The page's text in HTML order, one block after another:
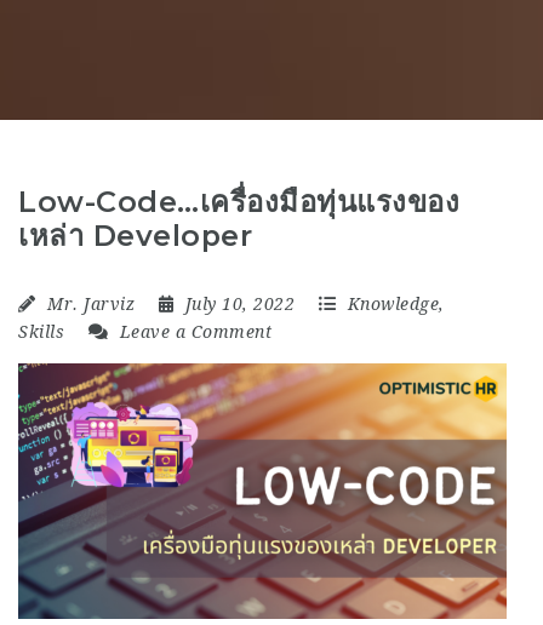
Low-Code…เครื่องมือทุ่นแรงของ
เหล่า Developer
Mr. Jarviz July 10, 2022 Knowledge,
Skills
Leave a Comment